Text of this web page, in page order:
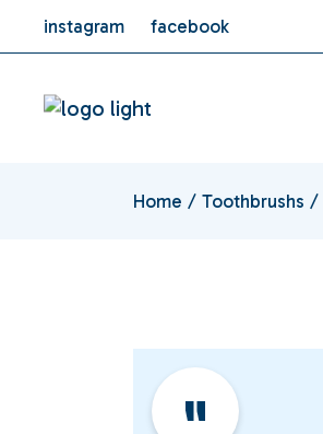
instagram facebook
Home Toothbrushs